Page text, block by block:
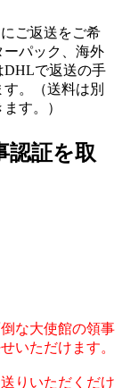
ご返送をご希
パック、海外
DHLで返送の手
。（送料は別
す。）
認証を取
な大使館の領事
いただけます。
りいただくだけ